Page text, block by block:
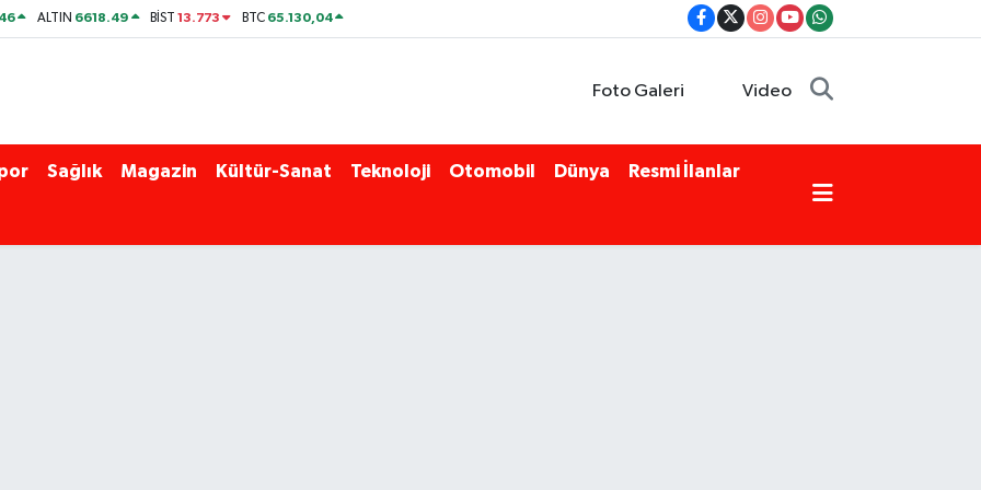
ALTIN 6618.49 BİST13.773 BTC 65.130,04
Foto Galeri Video
Sağlık Magazin Kültür-Sanat Teknoloji Otomobil Dünya Resmi İlanlar